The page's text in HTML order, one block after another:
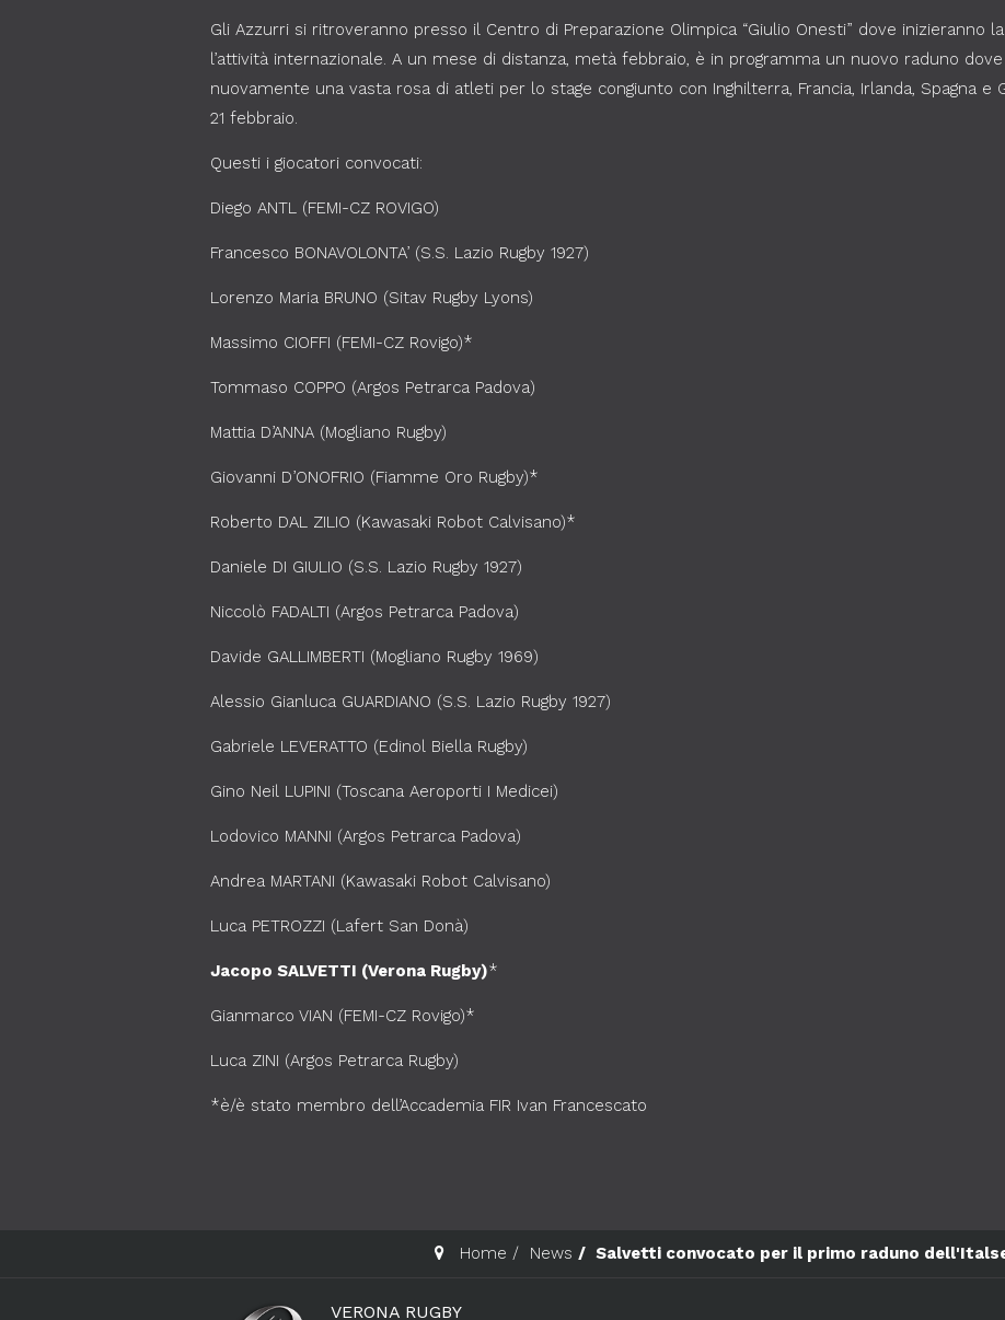
Gli Azzurri si ritroveranno presso il Centro di Preparazione Olimpica “Giulio Onesti” dove inizieranno
l’attività internazionale. A un mese di distanza, metà febbraio, è in programma un nuovo raduno
nuovamente una vasta rosa di atleti per lo stage congiunto con Inghilterra, Francia, Irlanda, Spagna e
21 febbraio.
Questi i giocatori convocati:
Diego ANTL (FEMI-CZ ROVIGO)
Francesco BONAVOLONTA’ (S.S. Lazio Rugby 1927)
Lorenzo Maria BRUNO (Sitav Rugby Lyons)
Massimo CIOFFI (FEMI-CZ Rovigo)*
Tommaso COPPO (Argos Petrarca Padova)
Mattia D’ANNA (Mogliano Rugby)
Giovanni D’ONOFRIO (Fiamme Oro Rugby)*
Roberto DAL ZILIO (Kawasaki Robot Calvisano)*
Daniele DI GIULIO (S.S. Lazio Rugby 1927)
Niccolò FADALTI (Argos Petrarca Padova)
Davide GALLIMBERTI (Mogliano Rugby 1969)
Alessio Gianluca GUARDIANO (S.S. Lazio Rugby 1927)
Gabriele LEVERATTO (Edinol Biella Rugby)
Gino Neil LUPINI (Toscana Aeroporti I Medicei)
Lodovico MANNI (Argos Petrarca Padova)
Andrea MARTANI (Kawasaki Robot Calvisano)
Luca PETROZZI (Lafert San Donà)
Jacopo SALVETTI (Verona Rugby)*
Gianmarco VIAN (FEMI-CZ Rovigo)*
Luca ZINI (Argos Petrarca Rugby)
*è/è stato membro dell’Accademia FIR Ivan Francescato
Home News Salvetti convocato per il primo raduno
VERONA RUGBY